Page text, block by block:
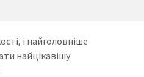
і найголовніше
найцікавішу